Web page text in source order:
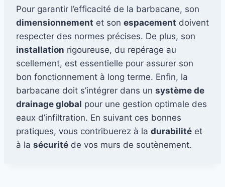
Pour garantir l’efficacité de la barbacane, son
dimensionnement et son espacement doivent
respecter des normes précises. De plus, son
installation rigoureuse, du repérage au
scellement, est essentielle pour assurer son
bon fonctionnement à long terme. Enfin, la
barbacane doit s’intégrer dans un système de
drainage global pour une gestion optimale des
eaux d’infiltration. En suivant ces bonnes
pratiques, vous contribuerez à la durabilité et
à la sécurité de vos murs de soutènement.